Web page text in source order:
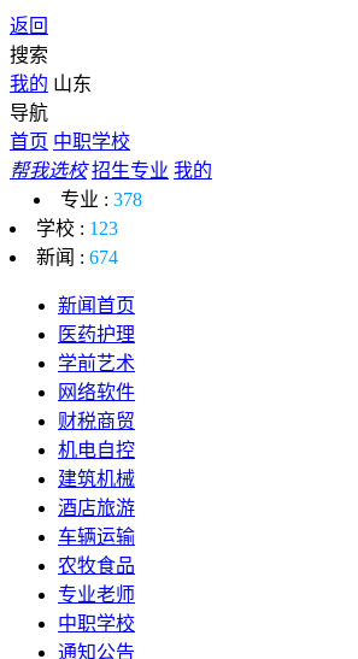
返回
搜索
我的 山东
导航
首页 中职学校
帮我选校 招生专业 我的
专业 : 378
学校 : 123
新闻 : 674
新闻首页
医药护理
学前艺术
网络软件
财税商贸
机电自控
建筑机械
酒店旅游
车辆运输
农牧食品
专业老师
中职学校
通知公告